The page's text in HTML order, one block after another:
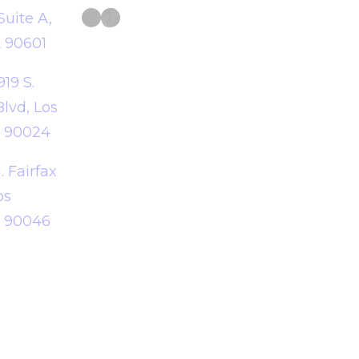
A,
S.
Los
90024
Fairfax
90046
InstagramTikTok